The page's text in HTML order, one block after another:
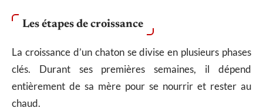
Les étapes de croissance
La croissance d’un chaton se divise en plusieurs phases
clés. Durant ses premières semaines, il dépend
entièrement de sa mère pour se nourrir et rester au
chaud.